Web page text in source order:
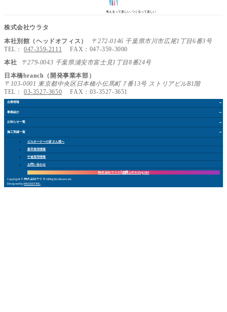
考えるって楽しい､つくるって楽しい
株式会社ウラタ
本社別館（ヘッドオフィス）
〒272-0146 千葉県市川市広尾1丁目6番3号
TEL： 047-359-2111 FAX：047-359-3000
本社
〒279-0043 千葉県浦安市富士見1丁目8番24号
日本橋branch（開発事業本部）
〒103-0001 東京都中央区日本橋小伝馬町７番13号 ストリアビルB1階
TEL： 03-3527-3650 FAX：03-3527-3651
企業情報
事業紹介
お知らせ一覧
施工実績一覧
ビルオーナーの皆さん様へ
新卒採用情報
中途採用情報
お問い合わせ
株式会社 ウラタ 採用公式Instagram
Copyright © 株式会社ウラタ All Rights Reserved.
Designed byMAGNET INC